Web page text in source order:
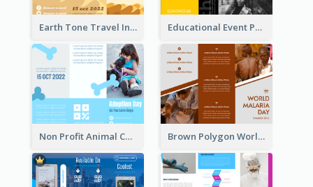
Earth Tone Travel Informational Tri Fold Brochure Educational Event Program Bi Fold Brochure
Non Profit Animal Community Tri Fold Brochure Brown Polygon World Malaria Day Brochure